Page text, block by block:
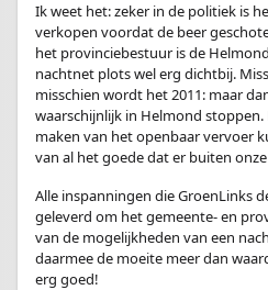
Ik weet het: zeker in de politiek is
verkopen voordat de beer
het provinciebestuur is de
nachtnet plots wel erg dichtbij.
misschien wordt het 2011: maar
waarschijnlijk in Helmond
maken van het openbaar vervoer
van al het goede dat er buiten
Alle inspanningen die GroenLinks
geleverd om het gemeente- en
van de mogelijkheden van een
daarmee de moeite meer dan
erg goed!